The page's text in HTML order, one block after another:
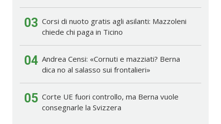
03 Corsi di nuoto gratis agli asilanti: Mazzoleni
chiede chi paga in Ticino
04 Andrea Censi: «Cornuti e mazziati? Berna
dica no al salasso sui frontalieri»
05 Corte UE fuori controllo, ma Berna vuole
consegnarle la Svizzera